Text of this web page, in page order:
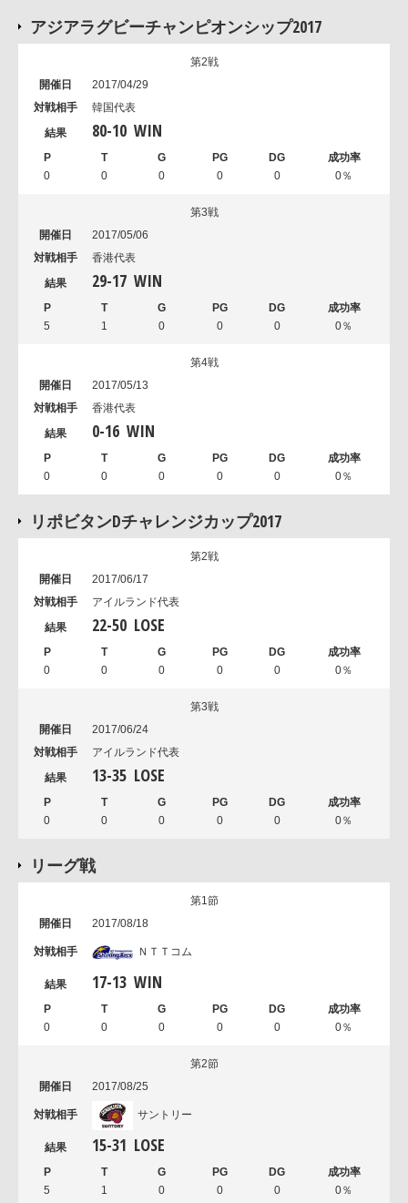
アジアラグビーチャンピオンシップ2017
第2戦
2017/04/29
韓国代表
80-10 WIN
0 0 0 0 0 0％
第3戦
2017/05/06
香港代表
29-17 WIN
5 1 0 0 0 0％
第4戦
2017/05/13
香港代表
0-16 WIN
0 0 0 0 0 0％
リポビタンDチャレンジカップ2017
第2戦
2017/06/17
アイルランド代表
22-50 LOSE
0 0 0 0 0 0％
第3戦
2017/06/24
アイルランド代表
13-35 LOSE
0 0 0 0 0 0％
リーグ戦
第1節
2017/08/18
ＮＴＴコム
17-13 WIN
0 0 0 0 0 0％
第2節
2017/08/25
サントリー
15-31 LOSE
5 1 0 0 0 0％